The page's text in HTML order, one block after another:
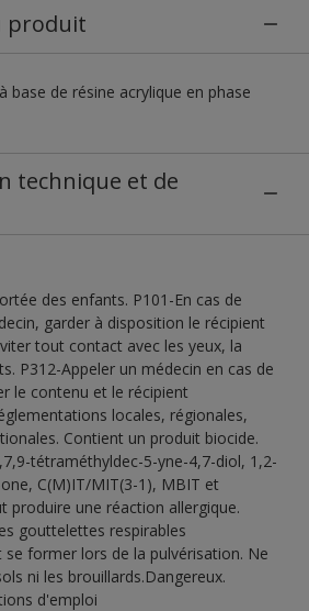
produit
base de résine acrylique en phase
technique et de
des enfants. P101-En cas de
garder à disposition le récipient
tout contact avec les yeux, la
P312-Appeler un médecin en cas de
le contenu et le récipient
locales, régionales,
Contient un produit biocide.
tétraméthyldec-5-yne-4,7-diol, 1,2-
C(M)IT/MIT(3-1), MBIT et
produire une réaction allergique.
gouttelettes respirables
se former lors de la pulvérisation. Ne
ni les brouillards.Dangereux.
d'emploi